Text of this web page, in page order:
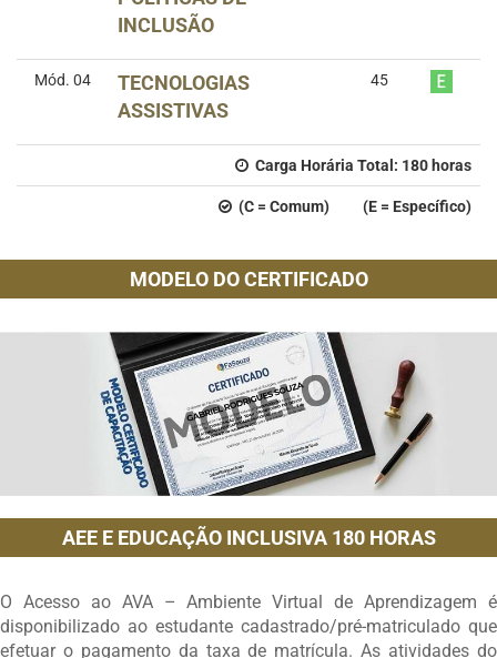
INCLUSÃO
Mód. 04
TECNOLOGIAS
ASSISTIVAS
45
Carga Horária Total: 180 horas
(C = Comum) (E = Específico)
MODELO DO CERTIFICADO
AEE E EDUCAÇÃO INCLUSIVA 180 HORAS
O Acesso ao AVA – Ambiente Virtual de Aprendizagem é
disponibilizado ao estudante cadastrado/pré-matriculado que
efetuar o pagamento da taxa de matrícula. As atividades do